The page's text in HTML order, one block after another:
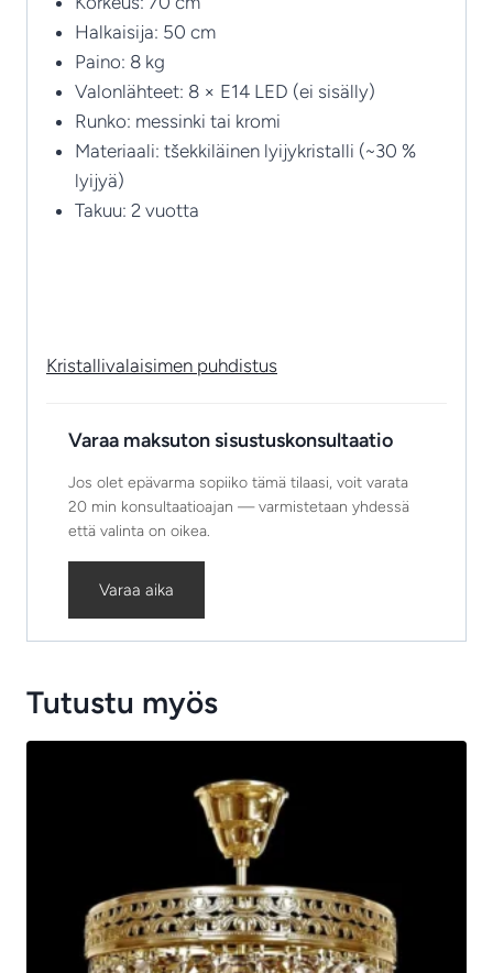
Halkaisija: 50 cm
Paino: 8 kg
Valonlähteet: 8 × E14 LED (ei sisälly)
Runko: messinki tai kromi
Materiaali: tšekkiläinen lyijykristalli (~30 %
lyijyä)
Takuu: 2 vuotta
Kristallivalaisimen puhdistus
Varaa maksuton sisustuskonsultaatio
Jos olet epävarma sopiiko tämä tilaasi, voit varata
20 min konsultaatioajan — varmistetaan yhdessä
että valinta on oikea.
Varaa aika
Tutustu myös